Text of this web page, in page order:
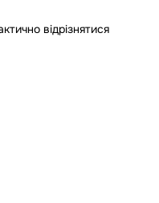
відрізнятися